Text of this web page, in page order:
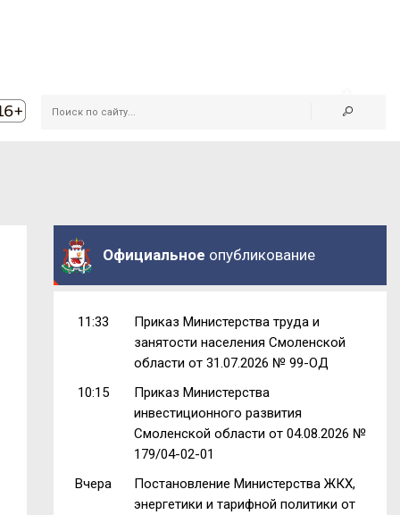
Официальное опубликование
11:33
Приказ Министерства труда и
занятости населения Смоленской
области от 31.07.2026 № 99-ОД
10:15
Приказ Министерства
инвестиционного развития
Смоленской области от 04.08.2026 №
179/04-02-01
Вчера
Постановление Министерства ЖКХ,
энергетики и тарифной политики от